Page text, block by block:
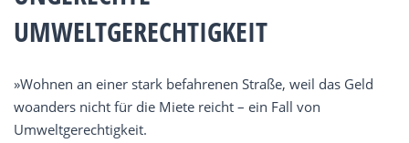
UMWELTGERECHTIGKEIT
»Wohnen an einer stark befahrenen Straße, weil das Geld
woanders nicht für die Miete reicht – ein Fall von
Umweltgerechtigkeit.